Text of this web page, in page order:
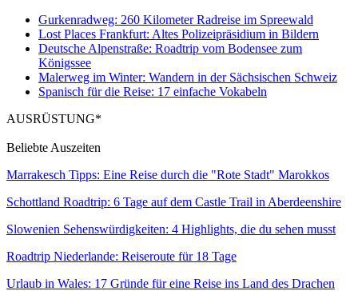
Gurkenradweg: 260 Kilometer Radreise im Spreewald
Lost Places Frankfurt: Altes Polizeipräsidium in Bildern
Deutsche Alpenstraße: Roadtrip vom Bodensee zum
Königssee
Malerweg im Winter: Wandern in der Sächsischen Schweiz
Spanisch für die Reise: 17 einfache Vokabeln
AUSRÜSTUNG*
Beliebte Auszeiten
Marrakesch Tipps: Eine Reise durch die "Rote Stadt" Marokkos
Schottland Roadtrip: 6 Tage auf dem Castle Trail in Aberdeenshire
Slowenien Sehenswürdigkeiten: 4 Highlights, die du sehen musst
Roadtrip Niederlande: Reiseroute für 18 Tage
Urlaub in Wales: 17 Gründe für eine Reise ins Land des Drachen